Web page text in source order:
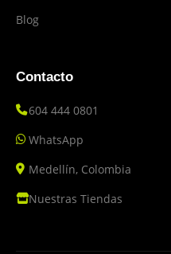
Blog
Contacto
604 444 0801
WhatsApp
Medellín, Colombia
Nuestras Tiendas